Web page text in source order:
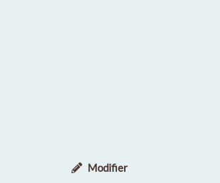
Modifier